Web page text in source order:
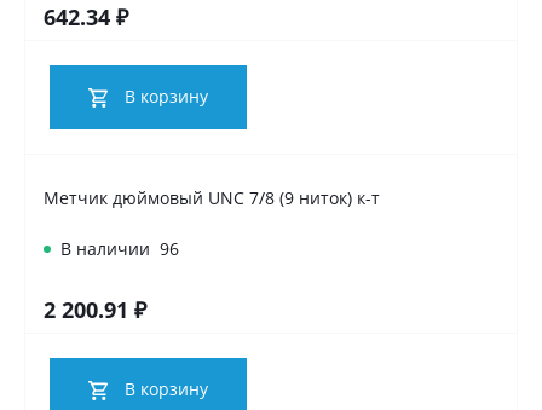
642.34 ₽
В корзину
Метчик дюймовый UNC 7/8 (9 ниток) к-т
В наличии 96
2 200.91 ₽
В корзину